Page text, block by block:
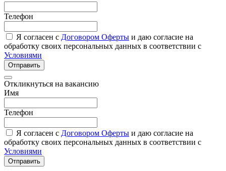
Телефон
Я согласен с Договором Оферты и даю согласие на
обработку своих персональных данных в соответствии с
Условиями
Отправить
Откликнуться на вакансию
Имя
Телефон
Я согласен с Договором Оферты и даю согласие на
обработку своих персональных данных в соответствии с
Условиями
Отправить